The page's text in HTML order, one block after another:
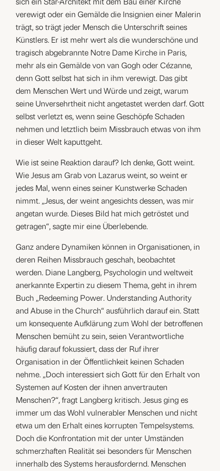
sich ein Star-Architekt mit dem Bau einer Kirche
verewigt oder ein Gemälde die Insignien einer Malerin
trägt, so trägt jeder Mensch die Unterschrift seines
Künstlers. Er ist mehr wert als die wunderschöne und
tragisch abgebrannte Notre Dame Kirche in Paris,
mehr als ein Gemälde von van Gogh oder Cézanne,
denn Gott selbst hat sich in ihm verewigt. Das gibt
dem Menschen Wert und Würde und zeigt, warum
seine Unversehrtheit nicht angetastet werden darf. Gott
selbst verletzt es, wenn seine Geschöpfe Schaden
nehmen und letztlich beim Missbrauch etwas von ihm
in dieser Welt kaputtgeht.
Wie ist seine Reaktion darauf? Ich denke, Gott weint.
Wie Jesus am Grab von Lazarus weint, so weint er
jedes Mal, wenn eines seiner Kunstwerke Schaden
nimmt. „Jesus, der weint angesichts dessen, was mir
angetan wurde. Dieses Bild hat mich getröstet und
getragen“, sagte mir eine Überlebende.
Ganz andere Dynamiken können in Organisationen, in
deren Reihen Missbrauch geschah, beobachtet
werden. Diane Langberg, Psychologin und weltweit
anerkannte Expertin zu diesem Thema, geht in ihrem
Buch „Redeeming Power. Understanding Authority
and Abuse in the Church“ ausführlich darauf ein. Statt
um konsequente Aufklärung zum Wohl der betroffenen
Menschen bemüht zu sein, seien Verantwortliche
häufig darauf fokussiert, dass der Ruf ihrer
Organisation in der Öffentlichkeit keinen Schaden
nehme. „Doch interessiert sich Gott für den Erhalt von
Systemen auf Kosten der ihnen anvertrauten
Menschen?“, fragt Langberg kritisch. Jesus ging es
immer um das Wohl vulnerabler Menschen und nicht
etwa um den Erhalt eines korrupten Tempelsystems.
Doch die Konfrontation mit der unter Umständen
schmerzhaften Realität sei besonders für Menschen
innerhalb des Systems herausfordernd. Menschen